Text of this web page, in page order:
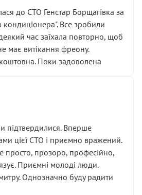
до СТО Генстар Борщагівка за
Все зробили
час заїхала повторно, щоб
має витікання фреону.
Поки задоволена
підтвердилися. Вперше
цієї СТО і приємно вражений.
просто, прозоро, професійно,
Приємні молоді люди.
Однозначно буду радити